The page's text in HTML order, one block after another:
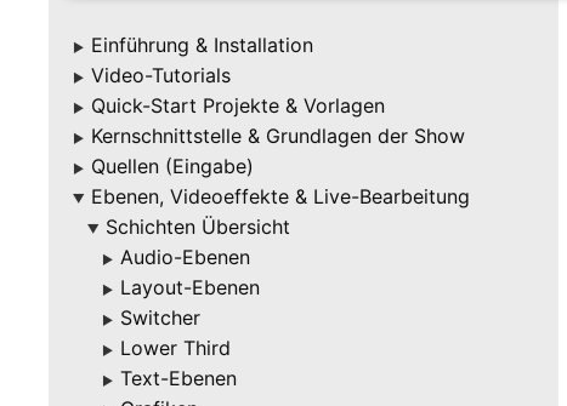
▶ Einführung & Installation
▶ Video-Tutorials
▶ Quick-Start Projekte & Vorlagen
▶ Kernschnittstelle & Grundlagen der Show
▶ Quellen (Eingabe)
▶ Ebenen, Videoeffekte & Live-Bearbeitung
▶ Schichten Übersicht
▶ Audio-Ebenen
▶ Layout-Ebenen
▶ Switcher
▶ Lower Third
▶ Text-Ebenen